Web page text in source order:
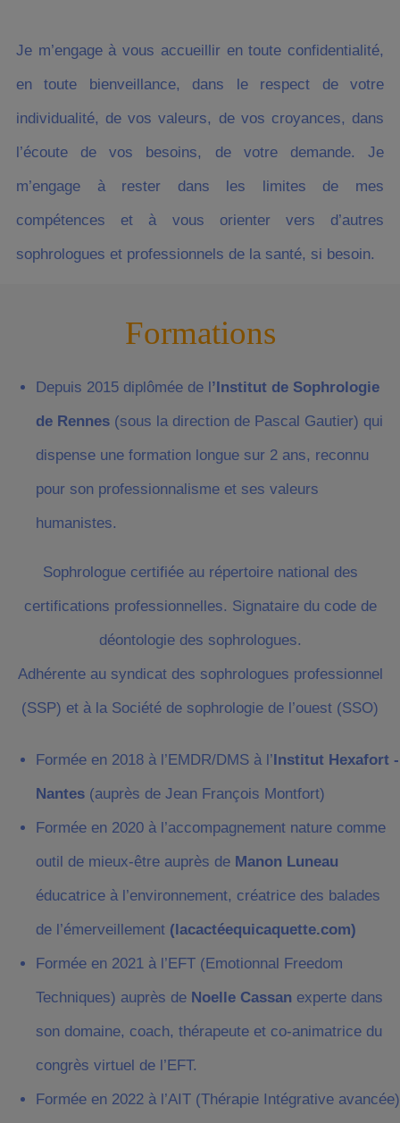
Je m’engage à vous accueillir en toute confidentialité,
en toute bienveillance, dans le respect de votre
individualité, de vos valeurs, de vos croyances, dans
l’écoute de vos besoins, de votre demande. Je
m’engage à rester dans les limites de mes
compétences et à vous orienter vers d’autres
sophrologues et professionnels de la santé, si besoin.
Formations
Depuis 2015 diplômée de l’Institut de Sophrologie
de Rennes (sous la direction de Pascal Gautier) qui
dispense une formation longue sur 2 ans, reconnu
pour son professionnalisme et ses valeurs
humanistes.
Sophrologue certifiée au répertoire national des
certifications professionnelles. Signataire du code de
déontologie des sophrologues.
Adhérente au syndicat des sophrologues professionnel
(SSP) et à la Société de sophrologie de l’ouest (SSO)
Formée en 2018 à l’EMDR/DMS à l’Institut Hexafort -
Nantes (auprès de Jean François Montfort)
Formée en 2020 à l’accompagnement nature comme
outil de mieux-être auprès de Manon Luneau
éducatrice à l’environnement, créatrice des balades
de l’émerveillement (lacactéequicaquette.com)
Formée en 2021 à l’EFT (Emotionnal Freedom
Techniques) auprès de Noelle Cassan experte dans
son domaine, coach, thérapeute et co-animatrice du
congrès virtuel de l’EFT.
Formée en 2022 à l’AIT (Thérapie Intégrative avancée)